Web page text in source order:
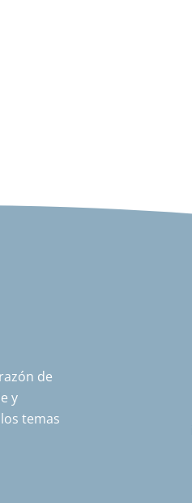
de
y
temas